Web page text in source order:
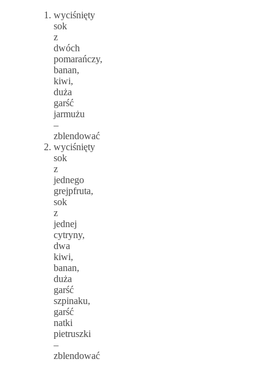
wyciśnięty
sok
z
dwóch
pomarańczy,
banan,
kiwi,
duża
garść
jarmużu
–
zblendować
wyciśnięty
sok
z
jednego
grejpfruta,
sok
z
jednej
cytryny,
dwa
kiwi,
banan,
duża
garść
szpinaku,
garść
natki
pietruszki
–
zblendować